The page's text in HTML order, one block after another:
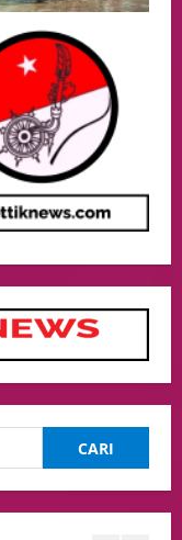
Pernyataan
Jadi
PM Thailand
ketahan
Pusat
Isbat Nikah bagi
Delegasi 6